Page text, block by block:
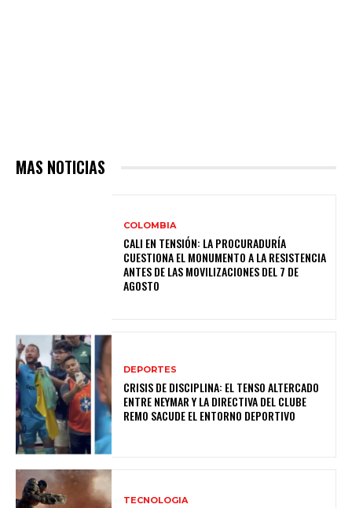
MAS NOTICIAS
COLOMBIA
CALI EN TENSIÓN: LA PROCURADURÍA
CUESTIONA EL MONUMENTO A LA RESISTENCIA
ANTES DE LAS MOVILIZACIONES DEL 7 DE
AGOSTO
DEPORTES
CRISIS DE DISCIPLINA: EL TENSO ALTERCADO
ENTRE NEYMAR Y LA DIRECTIVA DEL CLUBE
REMO SACUDE EL ENTORNO DEPORTIVO
TECNOLOGIA